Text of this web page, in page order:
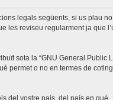
legals següents, si us plau
les reviseu regularment ja que
sota la “GNU General Public
permet o no en termes de
del vostre país, del país en què